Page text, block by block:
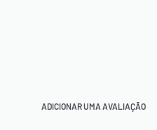
ADICIONAR UMA AVALIAÇÃO